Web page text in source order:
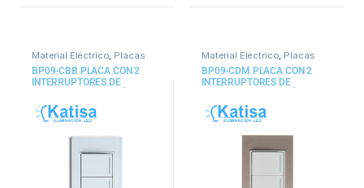
Material Eléctrico, Placas
BP09-CBB PLACA CON 2
INTERRUPTORES DE
CRISTAL BLANCO
Material Eléctrico, Placas
BP09-CDM PLACA CON 2
INTERRUPTORES DE
CRISTAL CAFÉ